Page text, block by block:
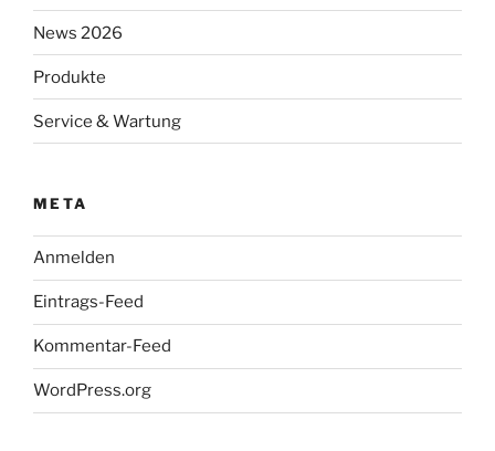
News 2026
Produkte
Service & Wartung
META
Anmelden
Eintrags-Feed
Kommentar-Feed
WordPress.org